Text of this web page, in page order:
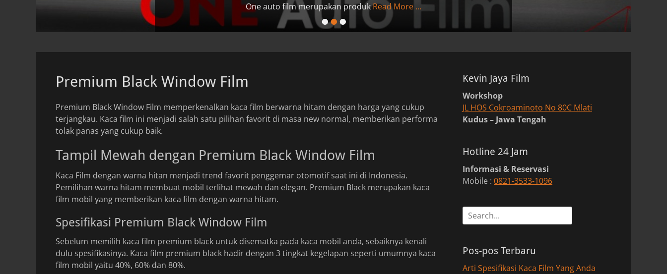
•••
on
By
One auto film merupakan produkRead More ...
Premium Black Window Film
Premium Black Window Film memperkenalkan kaca film berwarna hitam dengan harga yang cukup
terjangkau. Kaca film ini menjadi salah satu pilihan favorit di masa new normal, memberikan performa
tolak panas yang cukup baik.
Tampil Mewah dengan Premium Black Window Film
Kaca Film dengan warna hitan menjadi trend favorit penggemar otomotif saat ini di Indonesia.
Pemilihan warna hitam membuat mobil terlihat mewah dan elegan. Premium Black merupakan kaca
film mobil yang memberikan kaca film dengan warna hitam.
Spesifikasi Premium Black Window Film
Sebelum memilih kaca film premium black untuk disematka pada kaca mobil anda, sebaiknya kenali
dulu spesifikasinya. Kaca film premium black hadir dengan 3 tingkat kegelapan seperti umumnya kaca
film mobil yaitu 40%, 60% dan 80%.
Kevin Jaya Film
Workshop
JL HOS Cokroaminoto No 80C Mlati
Kudus – Jawa Tengah
Hotline 24 Jam
Informasi & Reservasi
Mobile : 0821-3533-1096
Search
for:
Pos-pos Terbaru
Arti Spesifikasi Kaca Film Yang Anda